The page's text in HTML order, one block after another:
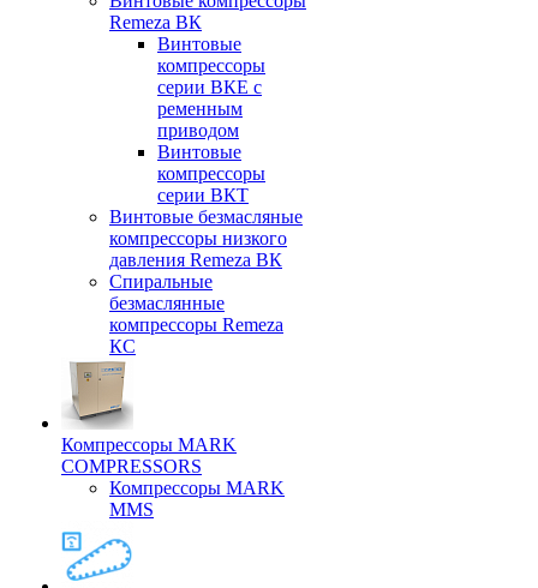
Remeza ВК
Винтовые
компрессоры
серии ВКЕ с
ременным
приводом
Винтовые
компрессоры
серии ВКТ
Винтовые безмасляные
компрессоры низкого
давления Remeza ВК
Спиральные
безмаслянные
компрессоры Remeza
КС
Компрессоры MARK
COMPRESSORS
Компрессоры MARK
MMS